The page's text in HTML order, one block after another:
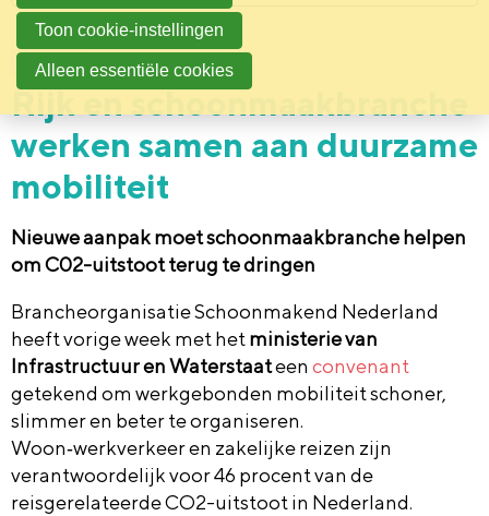
Persbericht 12 juni 2026
Rijk en schoonmaakbranche
werken samen aan duurzame
mobiliteit
Nieuwe aanpak moet schoonmaakbranche helpen
om C02-uitstoot terug te dringen
Brancheorganisatie Schoonmakend Nederland
heeft vorige week met hetministerie van
Infrastructuur en Waterstaateen convenant
getekend om werkgebonden mobiliteit schoner,
slimmer en beter te organiseren.
Woon‑werkverkeer en zakelijke reizen zijn
verantwoordelijk voor 46 procent van de
reisgerelateerde CO2-uitstoot in Nederland.
Toon cookie-instellingen
Alleen essentiële cookies